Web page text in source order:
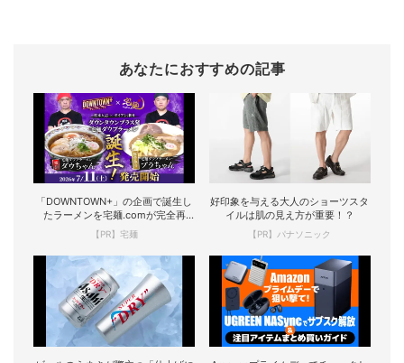
あなたにおすすめの記事
「DOWNTOWN+」の企画で誕生し
たラーメンを宅麺.comが完全再
現！
【PR】宅麺
好印象を与える大人のショーツスタ
イルは肌の見え方が重要！？
【PR】パナソニック